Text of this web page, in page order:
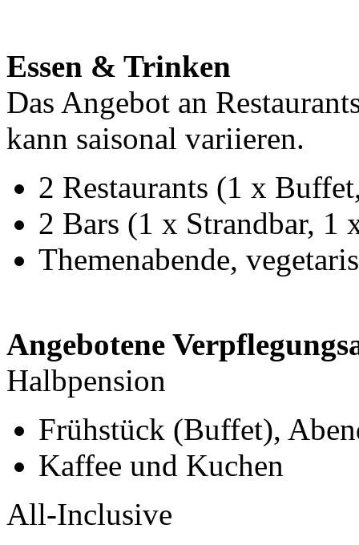
Essen & Trinken
Das Angebot an
kann saisonal variieren.
2 Restaurants (1 x
2 Bars (1 x Strandbar, 1
Themenabende,
Angebotene
Halbpension
Frühstück (Buffet),
Kaffee und Kuchen
All-Inclusive